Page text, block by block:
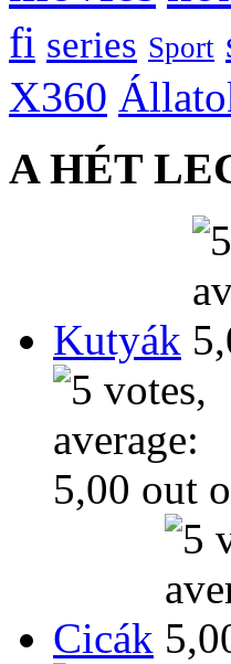
fi series Sport
X360
A HÉT
Kutyák
Cicák